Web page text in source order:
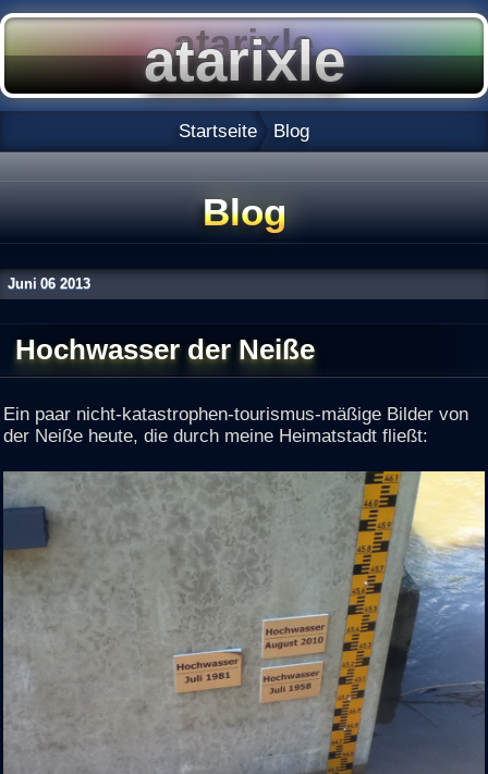
Startseite Blog
Blog
Juni 06 2013
Hochwasser der Neiße
Ein paar nicht-katastrophen-tourismus-mäßige Bilder von
der Neiße heute, die durch meine Heimatstadt fließt: